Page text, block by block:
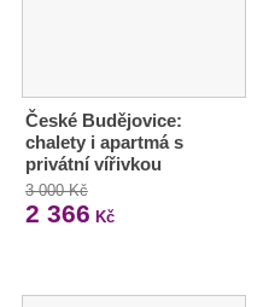
České Budějovice:
chalety i apartmá s
privátní vířivkou
3 000 Kč
2 366 Kč